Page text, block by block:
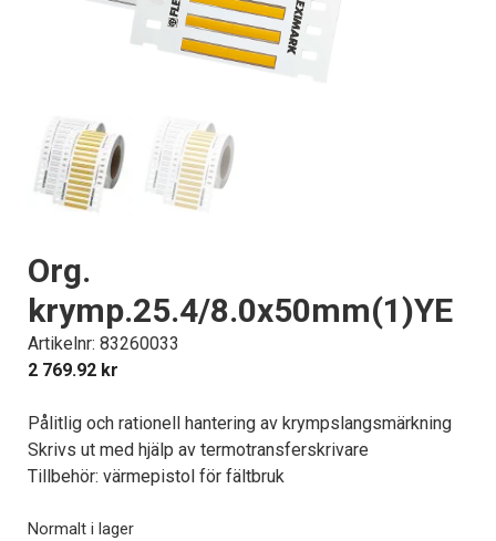
Org.
krymp.25.4/8.0x50mm(1)YE
Artikelnr: 83260033
2 769.92 kr
Pålitlig och rationell hantering av krympslangsmärkning
Skrivs ut med hjälp av termotransferskrivare
Tillbehör: värmepistol för fältbruk
Normalt i lager